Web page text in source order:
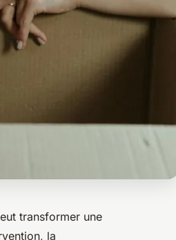
transformer une
la